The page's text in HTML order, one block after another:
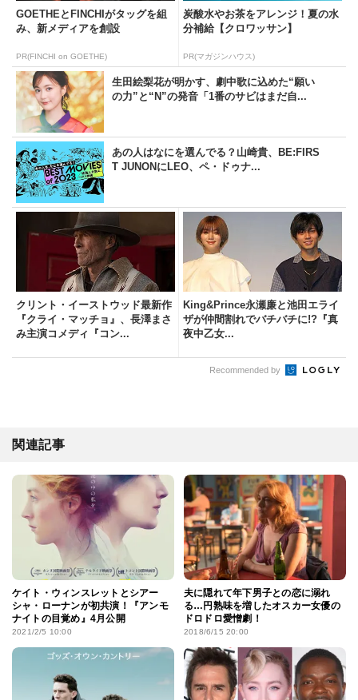
GOETHEとFINCHIがタッグを組
み、新メディアを創設
PR(FINCHI on GOETHE)
炭酸水やお茶をアレンジ！夏の水
分補給【クロワッサン】
PR(マガジンハウス)
生田絵梨花が明かす、劇中歌に込めた“願い
の力”と“N”の発音「1番のサビはまだ自...
あの人はなにを選んでる？山崎貴、BE:FIRS
T JUNONにLEO、ペ・ドゥナ...
クリント・イーストウッド最新作
『クライ・マッチョ』、長澤まさ
み主演コメディ『コン...
King&Prince永瀬廉と池田エライ
ザが仲間割れでバチバチに!?『真
夜中乙女...
Recommended by
関連記事
ケイト・ウィンスレットとシアー
シャ・ローナンが初共演！『アンモ
ナイトの目覚め』4月公開
2021/2/5 10:00
夫に隠れて年下男子との恋に溺れ
る…円熟味を増したオスカー女優の
ドロドロ愛憎劇！
2018/6/15 20:00